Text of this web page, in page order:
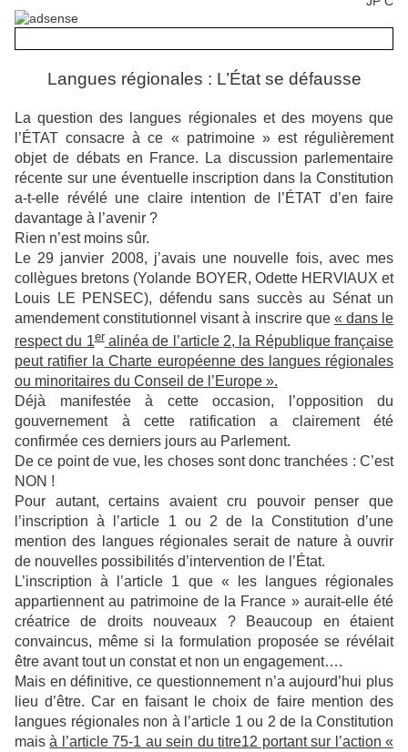
Langues régionales : L’État se défausse
La question des langues régionales et des moyens que
l’ÉTAT consacre à ce « patrimoine » est régulièrement
objet de débats en France. La discussion parlementaire
récente sur une éventuelle inscription dans la Constitution
a-t-elle révélé une claire intention de l’ÉTAT d’en faire
davantage à l’avenir ?
Rien n’est moins sûr.
Le 29 janvier 2008, j’avais une nouvelle fois, avec mes
collègues bretons (Yolande BOYER, Odette HERVIAUX et
Louis LE PENSEC), défendu sans succès au Sénat un
amendement constitutionnel visant à inscrire que « dans le
respect du 1eralinéa de l’article 2, la République française
peut ratifier la Charte européenne des langues régionales
ou minoritaires du Conseil de l’Europe ».
Déjà manifestée à cette occasion, l’opposition du
gouvernement à cette ratification a clairement été
confirmée ces derniers jours au Parlement.
De ce point de vue, les choses sont donc tranchées : C’est
NON !
Pour autant, certains avaient cru pouvoir penser que
l’inscription à l’article 1 ou 2 de la Constitution d’une
mention des langues régionales serait de nature à ouvrir
de nouvelles possibilités d’intervention de l’État.
L’inscription à l’article 1 que « les langues régionales
appartiennent au patrimoine de la France » aurait-elle été
créatrice de droits nouveaux ? Beaucoup en étaient
convaincus, même si la formulation proposée se révélait
être avant tout un constat et non un engagement….
Mais en définitive, ce questionnement n’a aujourd’hui plus
lieu d’être. Car en faisant le choix de faire mention des
langues régionales non à l’article 1 ou 2 de la Constitution
maisà l’article 75-1 au sein du titre12 portant sur l’action «